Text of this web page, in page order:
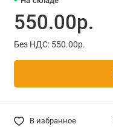
550.00р.
Без НДС: 550.00р.
В избранное